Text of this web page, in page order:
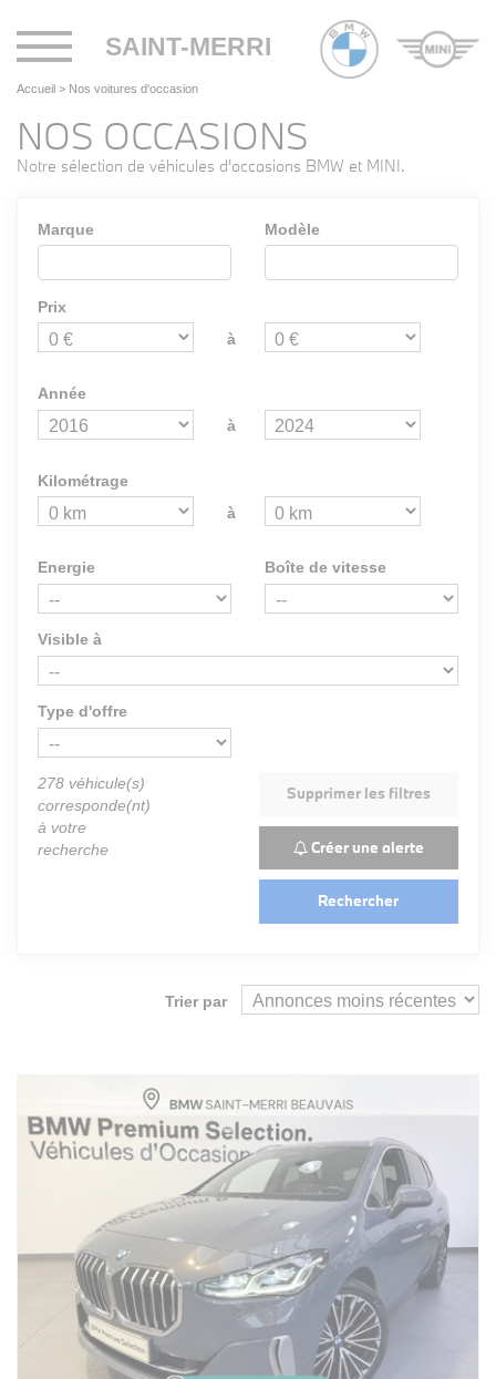
SAINT-MERRI
Toggle
navigation
Accueil > Nos voitures d'occasion
NOS OCCASIONS
Notre sélection de véhicules d'occasions BMW et MINI.
Marque Modèle
Prix
à
Année
à
Kilométrage
à
Energie Boîte de vitesse
Visible à
Type d'offre
278 véhicule(s)
corresponde(nt)
à votre
recherche
Supprimer les filtres
Créer une alerte
Rechercher
Trier par